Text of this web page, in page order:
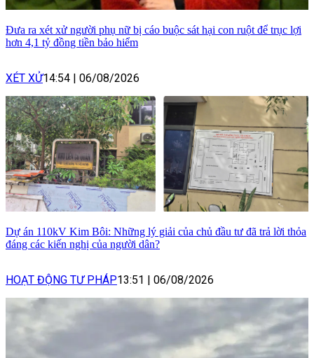
Đưa ra xét xử người phụ nữ bị cáo buộc sát hại con ruột để trục lợi
hơn 4,1 tỷ đồng tiền bảo hiểm
XÉT XỬ14:54 | 06/08/2026
Dự án 110kV Kim Bôi: Những lý giải của chủ đầu tư đã trả lời thỏa
đáng các kiến nghị của người dân?
HOẠT ĐỘNG TƯ PHÁP13:51 | 06/08/2026